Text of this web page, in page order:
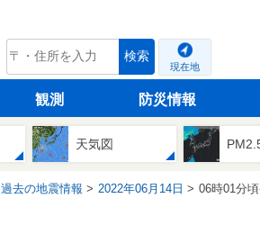
tenki.jp 検索
現在地
観測 防災情報
天気図
過去の地震情報 2022年06月14日 06時01分